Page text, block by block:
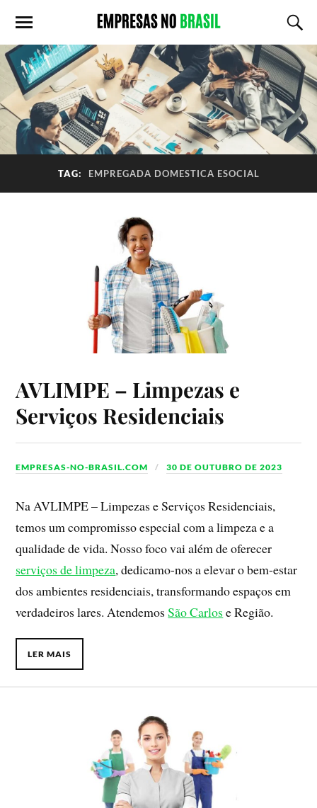
TAG: EMPREGADA DOMESTICA ESOCIAL
AVLIMPE – Limpezas e
Serviços Residenciais
EMPRESAS-NO-BRASIL.COM 30 DE OUTUBRO DE 2023
Na AVLIMPE – Limpezas e Serviços Residenciais,
temos um compromisso especial com a limpeza e a
qualidade de vida. Nosso foco vai além de oferecer
serviços de limpeza, dedicamo-nos a elevar o bem-estar
dos ambientes residenciais, transformando espaços em
verdadeiros lares. AtendemosSão Carlose Região.
LER MAIS